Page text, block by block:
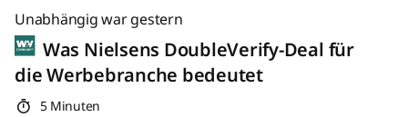
Unabhängig war gestern
Was Nielsens DoubleVerify-Deal für
die Werbebranche bedeutet
5 Minuten